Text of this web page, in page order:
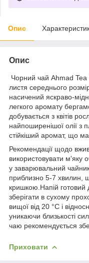
Опис
Опис
Чорний чай Ahmad
листя середнього
насичений яскраво-
легкого аромату
добувається з квітів
найпоширенішої олії з
стійкіший аромат, що
Рекомендації щодо
використовувати м'яку
у заварювальний
приблизно 5-7 хвилин,
кришкою.Напій готовий
зберігати в сухому
вищої від 20 °C і
уникаючи близькості
чаю рекомендується
Приховати